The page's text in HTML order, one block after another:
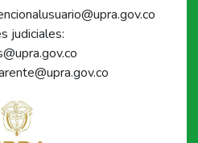
judiciales: